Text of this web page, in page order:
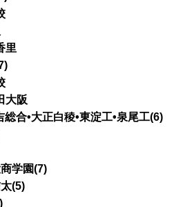
里
大阪
総合•大正白稜•東淀工•泉尾工(6)
学園(7)
(5)